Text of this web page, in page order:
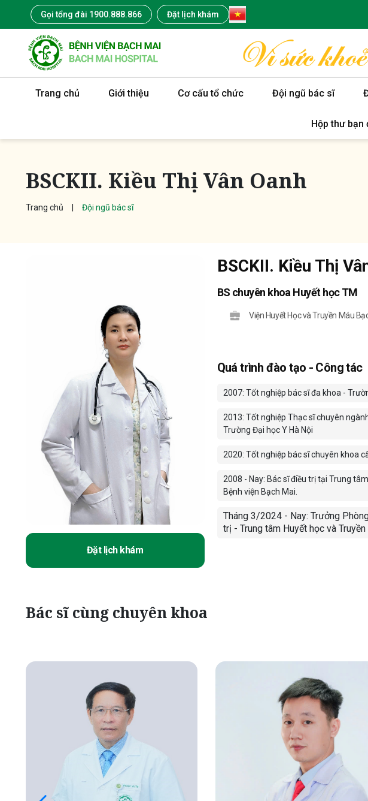
Gọi tổng đài 1900.888.866 Đặt lịch khám
Trang chủ Giới thiệu Cơ cấu tổ chức Đội ngũ bác sĩ
Hộp thư bạn
BSCKII. Kiều Thị Vân Oanh
Trang chủ Đội ngũ bác sĩ
Đặt lịch khám
BSCKII. Kiều Thị
BS chuyên khoa Huyết học TM
Viện Huyết Học và Truyền Máu
Quá trình đào tạo - Công tác
2007: Tốt nghiệp bác sĩ đa khoa -
2013: Tốt nghiệp Thạc sĩ chuyên
Trường Đại học Y Hà Nội
2020: Tốt nghiệp bác sĩ chuyên khoa
2008 - Nay: Bác sĩ điều trị tại Trung
Bệnh viện Bạch Mai.
Tháng 3/2024 - Nay: Trưởng
trị - Trung tâm Huyết học và Truyền
Bác sĩ cùng chuyên khoa